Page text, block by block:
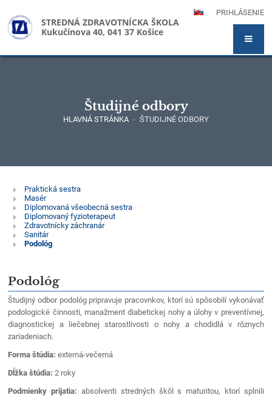
PRIHLÁSENIE
STREDNÁ ZDRAVOTNÍCKA ŠKOLA
Kukučínova 40, 041 37 Košice
Študijné odbory
HLAVNÁ STRÁNKA - ŠTUDIJNÉ ODBORY
Študijné
odbory
Praktická sestra
Masér
Diplomovaná všeobecná sestra
Diplomovaný fyzioterapeut
Zdravotnícky záchranár
Sanitár
Podológ
Podológ
Študijný odbor podológ pripravuje pracovnkov, ktorí sú spôsobilí vykonávať
podologické činnosti, manažment diabetickej nohy a úlohy v preventívnej,
diagnostickej a liečebnej starostlivosti o nohy a chodidlá v rôznych
zariadeniach.
Forma štúdia: externá-večerná
Dĺžka štúdia:2 roky
Podmienky prijatia: absolventi stredných škôl s maturitou, ktorí splnili